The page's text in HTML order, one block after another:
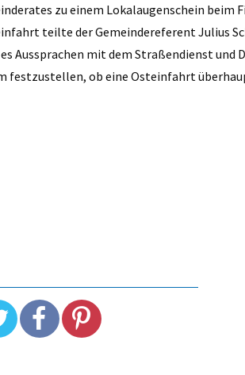
zu einem Lokalaugenschein beim
teilte der Gemeindereferent Julius
Aussprachen mit dem Straßendienst und
festzustellen, ob eine Osteinfahrt